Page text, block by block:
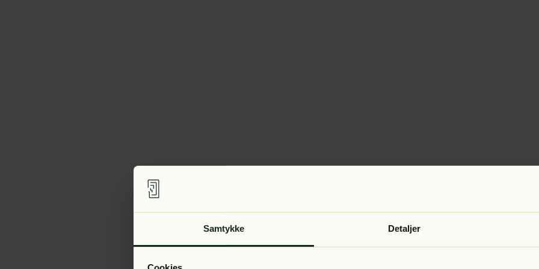
Samtykke Detaljer